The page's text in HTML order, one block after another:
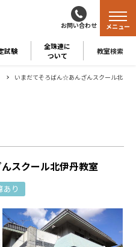
お問い合わせ
試験
全珠連に
ついて
教室検索
メニュー
いまだてそろばん☆あんざんスクール北
スクール北伊丹教室
あり